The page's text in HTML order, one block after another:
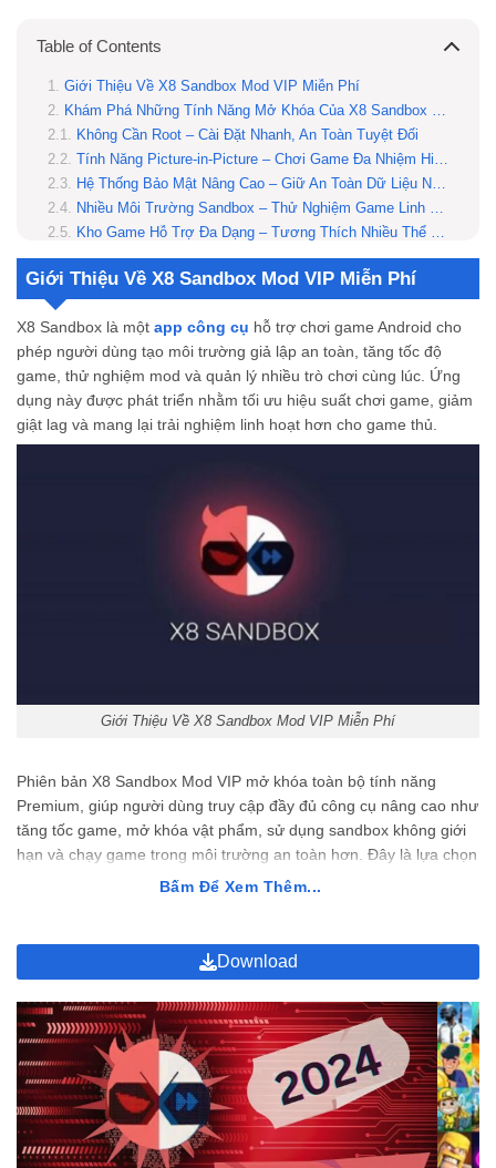
Table of Contents
Giới Thiệu Về X8 Sandbox Mod VIP Miễn Phí
Khám Phá Những Tính Năng Mở Khóa Của X8 Sandbox Mod VIP
Không Cần Root – Cài Đặt Nhanh, An Toàn Tuyệt Đối
Tính Năng Picture-in-Picture – Chơi Game Đa Nhiệm Hiệu Quả
Hệ Thống Bảo Mật Nâng Cao – Giữ An Toàn Dữ Liệu Người Dùng
Nhiều Môi Trường Sandbox – Thử Nghiệm Game Linh Hoạt
Kho Game Hỗ Trợ Đa Dạng – Tương Thích Nhiều Thể Loại
Mở Khóa Toàn Bộ Vật Phẩm Trong Game – Chơi Không Giới Hạn
Tăng Tốc Độ Game – Cải Thiện Hiệu Suất Chơi
Tải X8 Sandbox Mod VIP: Những Thông Tin Quan Trọng Bạn Nên Biết
Tải X8 Sandbox Mod VIP Ngay Để Tối Ưu Trải Nghiệm Game
Làm sao để hack game trên điện thoại?
Tải X8 Sandbox Mod VIP ở đâu thì an toàn nhất?
Làm sao để cập nhật phiên bản mới nhất của X8 Sandbox Mod Aok?
Giới Thiệu Về X8 Sandbox Mod VIP Miễn Phí
X8 Sandbox là một app công cụ hỗ trợ chơi game Android cho
phép người dùng tạo môi trường giả lập an toàn, tăng tốc độ
game, thử nghiệm mod và quản lý nhiều trò chơi cùng lúc. Ứng
dụng này được phát triển nhằm tối ưu hiệu suất chơi game, giảm
giật lag và mang lại trải nghiệm linh hoạt hơn cho game thủ.
Giới Thiệu Về X8 Sandbox Mod VIP Miễn Phí
Phiên bản X8 Sandbox Mod VIP mở khóa toàn bộ tính năng
Premium, giúp người dùng truy cập đầy đủ công cụ nâng cao như
tăng tốc game, mở khóa vật phẩm, sử dụng sandbox không giới
hạn và chạy game trong môi trường an toàn hơn. Đây là lựa chọn
lý tưởng cho game thủ muốn nâng cao hiệu suất chơi game mà
Khám Phá Những Tính Năng Mở Khóa Của X8
Phiên bản Mod VIP của X8 Sandbox mang đến nhiều cải tiến
vượt trội, giúp người chơi kiểm soát trò chơi tốt hơn, tăng hiệu
suất và tận hưởng trải nghiệm mượt mà, ổn định hơn.
Không Cần Root – Cài Đặt Nhanh, An Toàn Tuyệt Đối
X8 Sandbox Mod VIP cho phép sử dụng đầy đủ tính năng mà
Bấm Để Xem Thêm...
Download